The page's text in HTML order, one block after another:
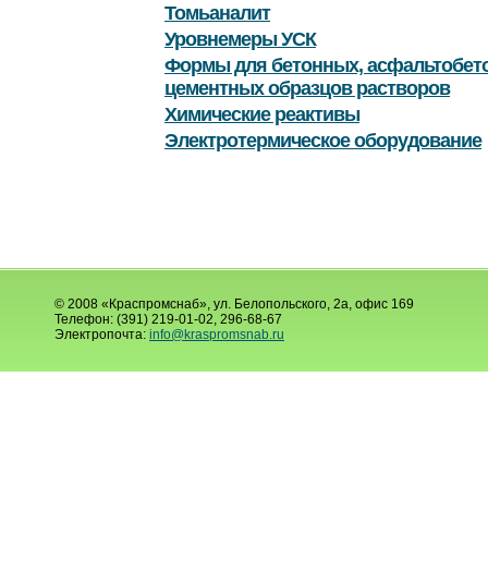
Томьаналит
Уровнемеры УСК
Формы для бетонных,
цементных образцов растворов
Химические реактивы
Электротермическое оборудование
© 2008 «Краспромснаб», ул. Белопольского, 2а, офис 169
Телефон: (391) 219-01-02, 296-68-67
Электропочта: info@kraspromsnab.ru